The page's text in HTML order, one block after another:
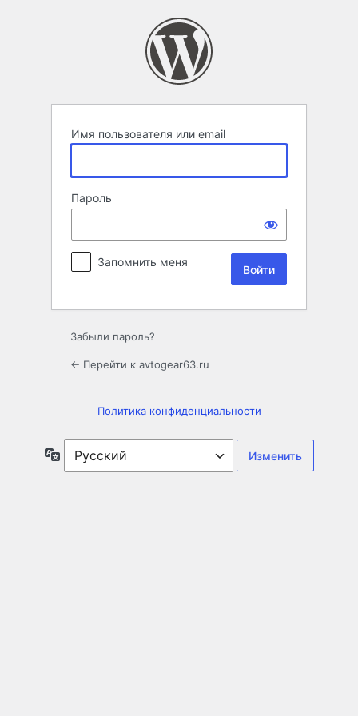
Имя пользователя или email
Пароль
Запомнить меня
Забыли пароль?
← Перейти к avtogear63.ru
Политика конфиденциальности
Язык